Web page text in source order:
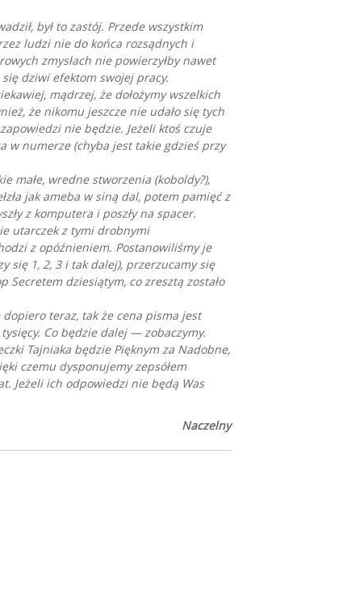
był to zastój. Przede wszystkim
ludzi nie do końca rozsądnych i
zmysłach nie powierzyłby nawet
dziwi efektom swojej pracy.
mądrzej, że dołożymy wszelkich
że nikomu jeszcze nie udało się tych
nie będzie. Jeżeli ktoś czuje
w numerze (chyba jest takie gdzieś przy
małe, wredne stworzenia (koboldy?),
jak ameba w siną dal, potem pamięć z
z komputera i poszły na spacer.
utarczek z tymi drobnymi
z opóźnieniem. Postanowiliśmy je
się 1, 2, 3 i tak dalej), przerzucamy się
Secretem dziesiątym, co zresztą zostało
teraz, tak że cena pisma jest
Co będzie dalej — zobaczymy.
Tajniaka będzie Pięknym za Nadobne,
czemu dysponujemy zepsółem
Jeżeli ich odpowiedzi nie będą Was
Naczelny